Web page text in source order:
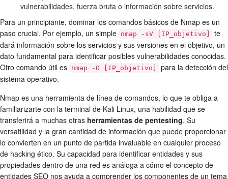
vulnerabilidades, fuerza bruta o información sobre servicios.
Para un principiante, dominar los comandos básicos de Nmap es un
paso crucial. Por ejemplo, un simple nmap -sV [IP_objetivo]
te
dará información sobre los servicios y sus versiones en el objetivo, un
dato fundamental para identificar posibles vulnerabilidades conocidas.
Otro comando útil es nmap -O [IP_objetivo]
para la detección del
sistema operativo.
Nmap es una herramienta de línea de comandos, lo que te obliga a
familiarizarte con la terminal de Kali Linux, una habilidad que se
transferirá a muchas otras herramientas de pentesting. Su
versatilidad y la gran cantidad de información que puede proporcionar
lo convierten en un punto de partida invaluable en cualquier proceso
de hacking ético. Su capacidad para identificar entidades y sus
propiedades dentro de una red es análoga a cómo el concepto de
entidades SEO nos ayuda a comprender los componentes de un tema